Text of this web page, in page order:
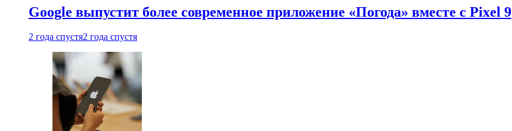
Google выпустит более современное приложение «Погода» вместе с Pixel 9
2 года спустя2 года спустя